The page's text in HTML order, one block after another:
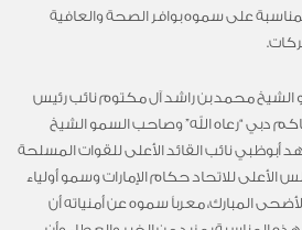
على سموه بوافر الصحة والعافية
محمد بن راشد آل مكتوم نائب رئيس
دبي “رعاه الله” وصاحب السمو الشيخ
أبوظبي نائب القائد الأعلى للقوات المسلحة
الأعلى للاتحاد حكام الإمارات وسمو أولياء
المبارك، معرباً سموه عن أمنياته أن